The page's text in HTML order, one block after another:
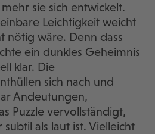
sie sich entwickelt.
Leichtigkeit weicht
nötig wäre. Denn dass
ein dunkles Geheimnis
klar. Die
sich nach und
Andeutungen,
Puzzle vervollständigt,
als laut ist. Vielleicht